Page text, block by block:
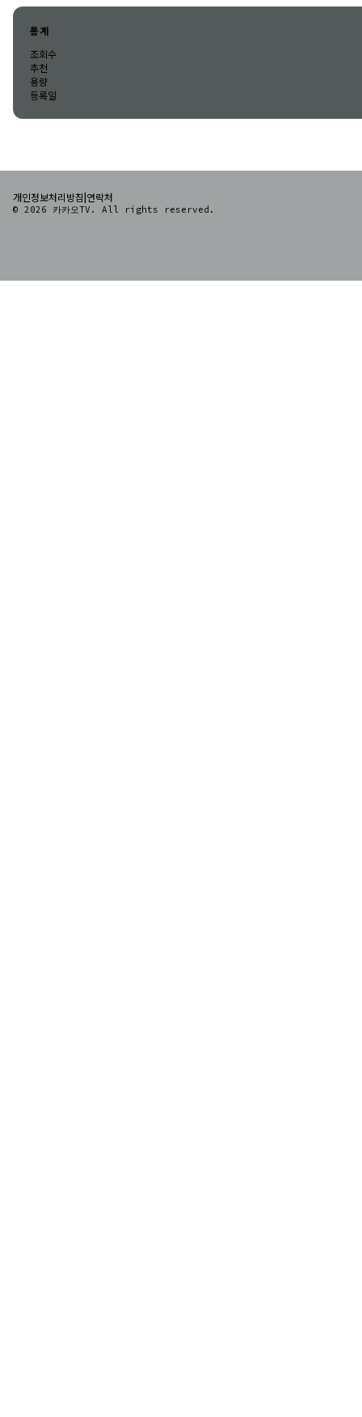
통계
조회수
추천
용량
등록일
개인정보처리방침 연락처
© 2026 카카오TV. All rights reserved.